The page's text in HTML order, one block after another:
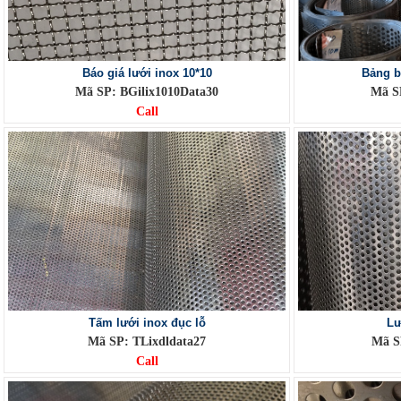
Báo giá lưới inox 10*10
Mã SP: BGilix1010Data30
Call
Bảng
Mã
Tấm lưới inox đục lỗ
Mã SP: TLixdldata27
Call
Mã